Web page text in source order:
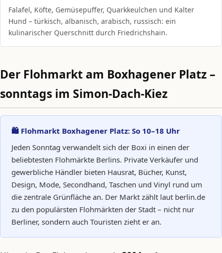
Falafel, Köfte, Gemüsepuffer, Quarkkeulchen und Kalter
Hund – türkisch, albanisch, arabisch, russisch: ein
kulinarischer Querschnitt durch Friedrichshain.
Der Flohmarkt am Boxhagener Platz –
sonntags im Simon-Dach-Kiez
🛍️ Flohmarkt Boxhagener Platz: So 10–18 Uhr
Jeden Sonntag verwandelt sich der Boxi in einen der
beliebtesten Flohmärkte Berlins. Private Verkäufer und
gewerbliche Händler bieten Hausrat, Bücher, Kunst,
Design, Mode, Secondhand, Taschen und Vinyl rund um
die zentrale Grünfläche an. Der Markt zählt laut berlin.de
zu den populärsten Flohmärkten der Stadt – nicht nur
Berliner, sondern auch Touristen zieht er an.